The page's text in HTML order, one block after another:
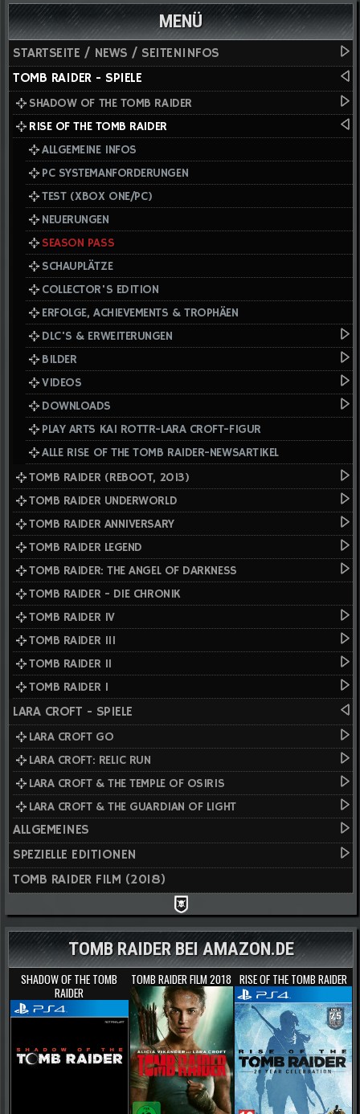
MENÜ
STARTSEITE / NEWS / SEITENINFOS
TOMB RAIDER - SPIELE
SHADOW OF THE TOMB RAIDER
RISE OF THE TOMB RAIDER
ALLGEMEINE INFOS
PC SYSTEMANFORDERUNGEN
TEST (XBOX ONE/PC)
NEUERUNGEN
SEASON PASS
SCHAUPLÄTZE
COLLECTOR'S EDITION
ERFOLGE, ACHIEVEMENTS & TROPHÄEN
DLC'S & ERWEITERUNGEN
BILDER
VIDEOS
DOWNLOADS
PLAY ARTS KAI ROTTR-LARA CROFT-FIGUR
ALLE RISE OF THE TOMB RAIDER-NEWSARTIKEL
TOMB RAIDER (REBOOT, 2013)
TOMB RAIDER UNDERWORLD
TOMB RAIDER ANNIVERSARY
TOMB RAIDER LEGEND
TOMB RAIDER: THE ANGEL OF DARKNESS
TOMB RAIDER - DIE CHRONIK
TOMB RAIDER IV
TOMB RAIDER III
TOMB RAIDER II
TOMB RAIDER I
LARA CROFT - SPIELE
LARA CROFT GO
LARA CROFT: RELIC RUN
LARA CROFT & THE TEMPLE OF OSIRIS
LARA CROFT & THE GUARDIAN OF LIGHT
ALLGEMEINES
SPEZIELLE EDITIONEN
TOMB RAIDER FILM (2018)
TOMB RAIDER BEI AMAZON.DE
SHADOW OF THE TOMB
RAIDER
TOMB RAIDER FILM 2018 RISE OF THE TOMB RAIDER